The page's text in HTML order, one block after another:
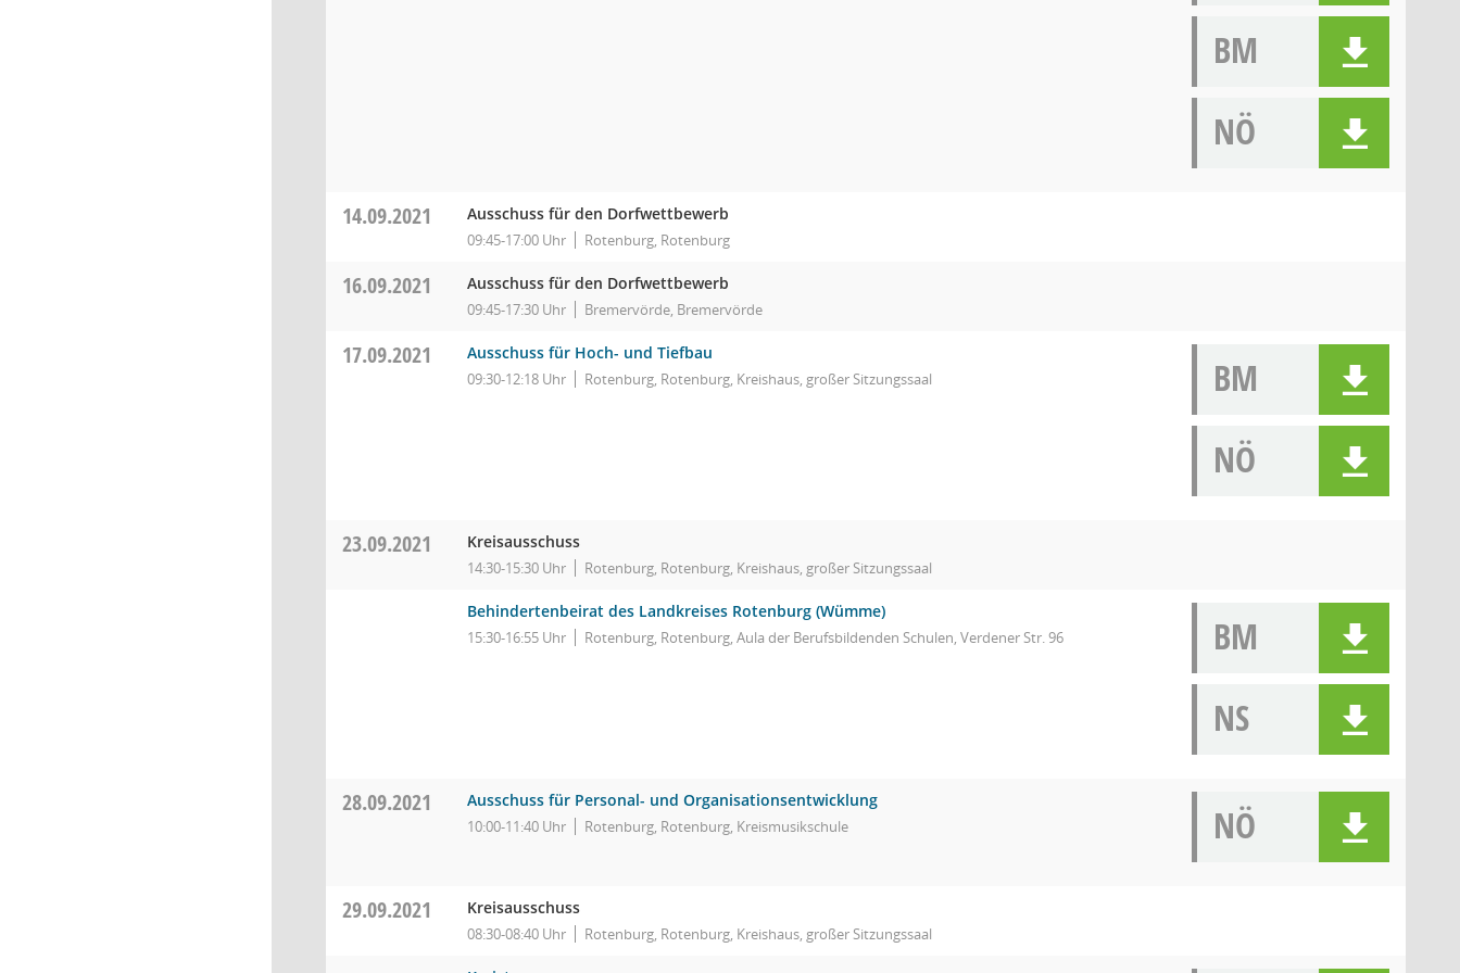
BM
NÖ
14.09.2021 Ausschuss für den Dorfwettbewerb
09:45-17:00 Uhr Rotenburg, Rotenburg
16.09.2021 Ausschuss für den Dorfwettbewerb
09:45-17:30 Uhr Bremervörde, Bremervörde
17.09.2021 Ausschuss für Hoch- und Tiefbau
09:30-12:18 Uhr Rotenburg, Rotenburg, Kreishaus, großer Sitzungssaal
BM
NÖ
23.09.2021 Kreisausschuss
14:30-15:30 Uhr Rotenburg, Rotenburg, Kreishaus, großer Sitzungssaal
Behindertenbeirat des Landkreises Rotenburg (Wümme)
15:30-16:55 Uhr Rotenburg, Rotenburg, Aula der Berufsbildenden Schulen, Verdener Str. 96
BM
NS
28.09.2021 Ausschuss für Personal- und Organisationsentwicklung
10:00-11:40 Uhr Rotenburg, Rotenburg, Kreismusikschule NÖ
29.09.2021 Kreisausschuss
08:30-08:40 Uhr Rotenburg, Rotenburg, Kreishaus, großer Sitzungssaal